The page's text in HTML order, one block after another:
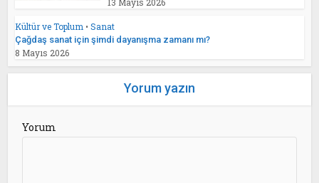
Kültür ve Toplum • Sanat
Çağdaş sanat için şimdi dayanışma zamanı mı?
8 Mayıs 2026
Yorum yazın
Yorum